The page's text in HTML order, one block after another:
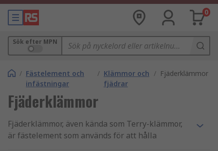
0
Sök efter MPN
/ Fästelement och
infästningar
/ Klämmor och
fjädrar
/ Fjäderklämmor
Fjäderklämmor
Fjäderklämmor, även kända som Terry-klämmor,
är fästelement som används för att hålla